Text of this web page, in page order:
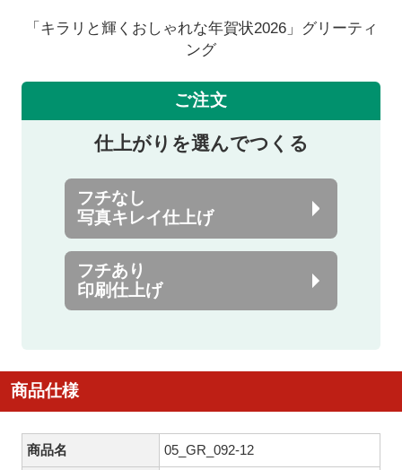
「キラリと輝くおしゃれな年賀状2026」グリーティ
ング
ご注文
仕上がりを選んでつくる
フチなし
写真キレイ仕上げ
フチあり
印刷仕上げ
商品仕様
商品名 05_GR_092-12